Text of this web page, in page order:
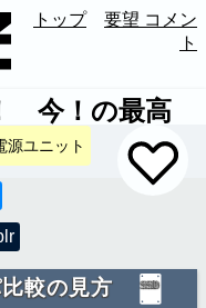
トップ
要望 コメン
ト
今！の最高
源ユニット
較の見方